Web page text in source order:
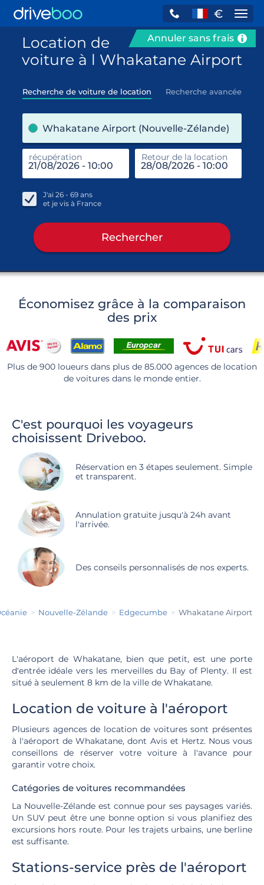
€
Annuler sans frais
Location de
voiture à l Whakatane Airport
Recherche de voiture de location Recherche avancée
Whakatane Airport (Nouvelle-Zélande)
récupération Retour de la location
J'ai 26 - 69 ans
et je vis à France
Rechercher
Économisez grâce à la comparaison
des prix
Plus de 900 loueurs dans plus de 85.000 agences de location
de voitures dans le monde entier.
C'est pourquoi les voyageurs
choisissent Driveboo.
Réservation en 3 étapes seulement. Simple
et transparent.
Annulation gratuite jusqu'à 24h avant
l'arrivée.
Des conseils personnalisés de nos experts.
Nouvelle-Zélande Edgecumbe Whakatane Airport
L'aéroport de Whakatane, bien que petit, est une porte
d'entrée idéale vers les merveilles du Bay of Plenty. Il est
situé à seulement 8 km de la ville de Whakatane.
Location de voiture à l'aéroport
Plusieurs agences de location de voitures sont présentes
à l'aéroport de Whakatane, dont Avis et Hertz. Nous vous
conseillons de réserver votre voiture à l'avance pour
garantir votre choix.
Catégories de voitures recommandées
La Nouvelle-Zélande est connue pour ses paysages variés.
Un SUV peut être une bonne option si vous planifiez des
excursions hors route. Pour les trajets urbains, une berline
est suffisante.
Stations-service près de l'aéroport